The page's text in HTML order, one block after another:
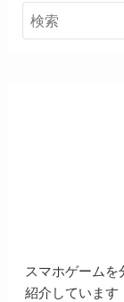
スマホゲーム
紹介しています